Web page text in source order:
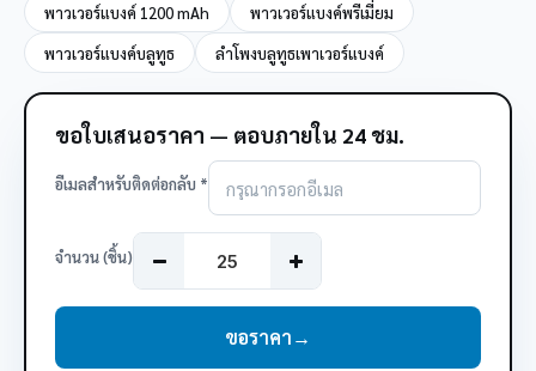
พาวเวอร์แบงค์ 1200 mAh
พาวเวอร์แบงค์พรีเมี่ยม
พาวเวอร์แบงค์บลูทูธ
ลำโพงบลูทูธเพาเวอร์แบงค์
ขอใบเสนอราคา — ตอบภายใน 24 ชม.
อีเมลสำหรับติดต่อกลับ *
จำนวน (ชิ้น)
ขอราคา→